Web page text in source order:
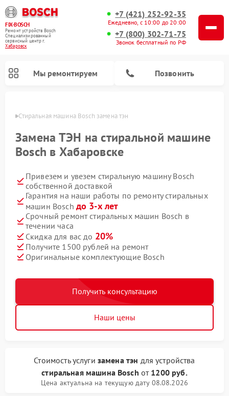
FIX-BOSCH
Ремонт устройств Bosch
Специализированный
cервисный центр г.
Хабаровск
+7 (421) 252-92-35
Ежедневно, с 10:00 до 20:00
+7 (800) 302-71-75
Звонок бесплатный по РФ
Мы ремонтируем Позвонить
Стиральная машина Bosch замена тэн
Замена ТЭН на стиральной машине
Bosch в Хабаровске
Привезем и увезем стиральную машину Bosch
собственной доставкой
Гарантия на наши работы по ремонту стиральных
машин Bosch до 3-х лет
Срочный ремонт стиральных машин Bosch в
течении часа
Скидка для вас до 20%
Получите 1500 рублей на ремонт
Оригинальные комплектующие Bosch
Получить консультацию
Наши цены
Стоимость услуги замена тэн для устройства
стиральная машина Bosch от 1200 руб.
Цена актуальна на текущую дату 08.08.2026